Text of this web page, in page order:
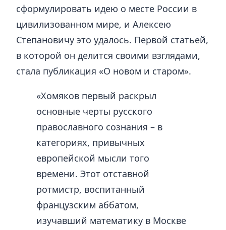
сформулировать идею о месте России в
цивилизованном мире, и Алексею
Степановичу это удалось. Первой статьей,
в которой он делится своими взглядами,
стала публикация «О новом и старом».
«Хомяков первый раскрыл
основные черты русского
православного сознания – в
категориях, привычных
европейской мысли того
времени. Этот отставной
ротмистр, воспитанный
французским аббатом,
изучавший математику в Москве